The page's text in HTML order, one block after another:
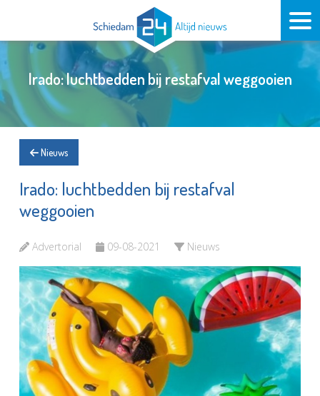
Irado: luchtbedden bij restafval weggooien
Nieuws
Irado: luchtbedden bij restafval
weggooien
Advertorial 09-08-2021 Nieuws